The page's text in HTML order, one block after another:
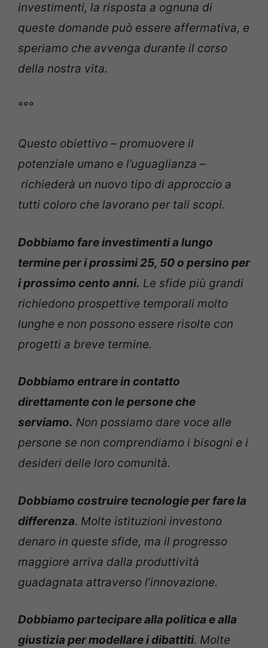
investimenti, la risposta a ognuna di
queste domande può essere affermativa, e
speriamo che avvenga durante il corso
della nostra vita.
°°°
Questo obiettivo – promuovere il
potenziale umano e l’uguaglianza –
richiederà un nuovo tipo di approccio a
tutti coloro che lavorano per tali scopi.
Dobbiamo fare investimenti a lungo
termine per i prossimi 25, 50 o persino per
i prossimo cento anni. Le sfide più grandi
richiedono prospettive temporali molto
lunghe e non possono essere risolte con
progetti a breve termine.
Dobbiamo entrare in contatto
direttamente con le persone che
serviamo. Non possiamo dare voce alle
persone se non comprendiamo i bisogni e i
desideri delle loro comunità.
Dobbiamo costruire tecnologie per fare la
differenza. Molte istituzioni investono
denaro in queste sfide, ma il progresso
maggiore arriva dalla produttività
guadagnata attraverso l’innovazione.
Dobbiamo partecipare alla politica e alla
giustizia per modellare i dibattiti. Molte